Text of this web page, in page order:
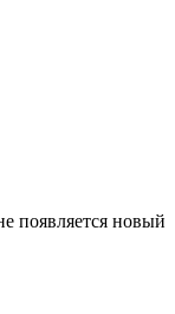
появляется новый